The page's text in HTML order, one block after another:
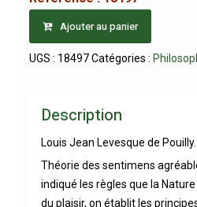
Ajouter au panier
UGS : 18497 Catégories :
Description
Louis Jean Levesque de Pouilly.
Théorie des sentimens
indiqué les règles que la
du plaisir, on établit les